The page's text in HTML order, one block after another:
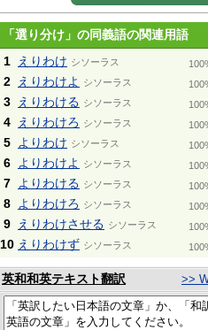
「選り分け」の同義語の関連用語
1
えりわけ シソーラス
2 えりわけよ シソーラス
3 えりわける シソーラス
4 えりわけろ シソーラス
5 よりわけ シソーラス
6 よりわけよ シソーラス
7 よりわける シソーラス
8 よりわけろ シソーラス
9 えりわけさせる シソーラス
10 えりわけず シソーラス
英和和英テキスト翻訳 >>